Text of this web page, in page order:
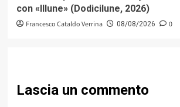
con «Illune» (Dodicilune, 2026)
Francesco Cataldo Verrina 08/08/2026 0
Lascia un commento